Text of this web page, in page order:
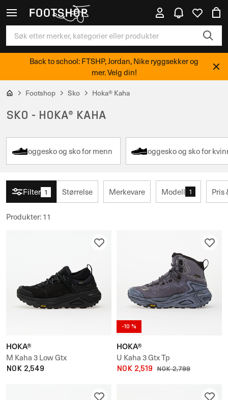
Back to school: FTSHP, Jordan, Nike ryggsekker og
mer. Velg din!
Footshop Sko Hoka® Kaha
SKO - HOKA® KAHA
Joggesko og sko for menn Joggesko og sko for
Filter 1 Størrelse Merkevare Modell 1 Pris
Produkter: 11
HOKA®
M Kaha 3 Low Gtx
NOK 2,549
-10 %
HOKA®
U Kaha 3 Gtx Tp
NOK 2,519 NOK 2,799